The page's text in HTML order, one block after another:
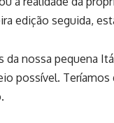
edição seguida,
da nossa pequena
possível.